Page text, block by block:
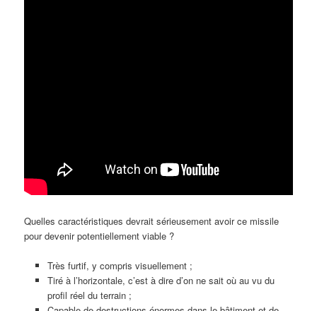
Quelles caractéristiques devrait sérieusement avoir ce missile
pour devenir potentiellement viable ?
Très furtif, y compris visuellement ;
Tiré à l’horizontale, c’est à dire d’on ne sait où au vu du
profil réel du terrain ;